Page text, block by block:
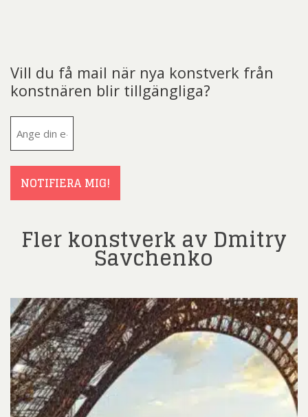
Vill du få mail när nya konstverk från
konstnären blir tillgängliga?
NOTIFIERA MIG!
Fler konstverk av Dmitry
Savchenko